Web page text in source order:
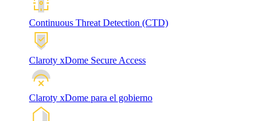
Continuous Threat Detection (CTD)
Claroty xDome Secure Access
Claroty xDome para el gobierno